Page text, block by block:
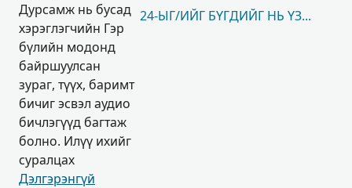
Дурсамж нь бусад
хэрэглэгчийн Гэр
бүлийн модонд
байршуулсан
зураг, түүх, баримт
бичиг эсвэл аудио
бичлэгүүд багтаж
болно. Илүү ихийг
суралцах
Дэлгэрэнгүй
24-ЫГ/ИЙГ БҮГДИЙГ НЬ ҮЗЭХ